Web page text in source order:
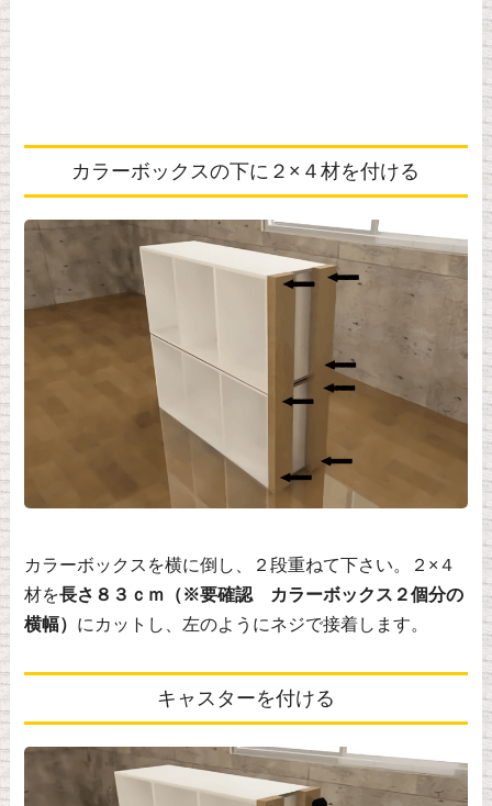
カラーボックスの下に２×４材を付ける
カラーボックスを横に倒し、２段重ねて下さい。２×４
材を長さ８３ｃｍ（※要確認 カラーボックス２個分の
横幅） にカットし、左のようにネジで接着します。
キャスターを付ける